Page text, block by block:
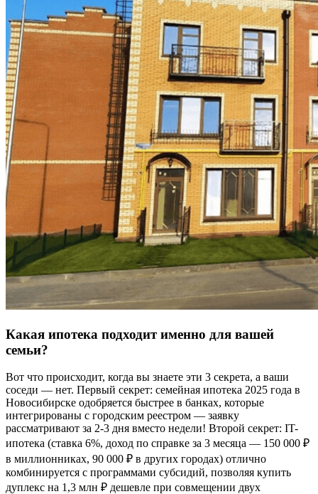
Какая ипотека подходит именно для вашей
семьи?
Вот что происходит, когда вы знаете эти 3 секрета, а ваши
соседи — нет. Первый секрет: семейная ипотека 2025 года в
Новосибирске одобряется быстрее в банках, которые
интегрированы с городским реестром — заявку
рассматривают за 2-3 дня вместо недели! Второй секрет: IT-
ипотека (ставка 6%, доход по справке за 3 месяца — 150 000 ₽
в миллионниках, 90 000 ₽ в других городах) отлично
комбинируется с программами субсидий, позволяя купить
дуплекс на 1,3 млн ₽ дешевле при совмещении двух